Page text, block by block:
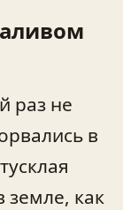
раз не
в
как